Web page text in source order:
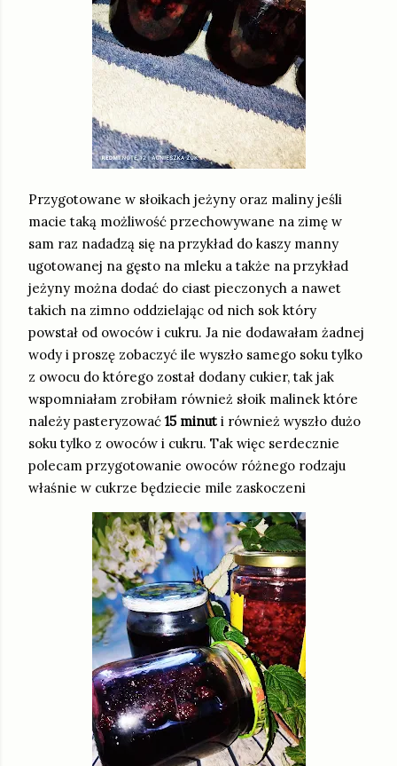
Przygotowane w słoikach jeżyny oraz maliny jeśli
macie taką możliwość przechowywane na zimę w
sam raz nadadzą się na przykład do kaszy manny
ugotowanej na gęsto na mleku a także na przykład
jeżyny można dodać do ciast pieczonych a nawet
takich na zimno oddzielając od nich sok który
powstał od owoców i cukru. Ja nie dodawałam żadnej
wody i proszę zobaczyć ile wyszło samego soku tylko
z owocu do którego został dodany cukier, tak jak
wspomniałam zrobiłam również słoik malinek które
należy pasteryzować 15 minut i również wyszło dużo
soku tylko z owoców i cukru. Tak więc serdecznie
polecam przygotowanie owoców różnego rodzaju
właśnie w cukrze będziecie mile zaskoczeni